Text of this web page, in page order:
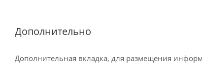
пункте самовывоза до 10 дней
Дополнительно
Дополнительная вкладка, для размещения